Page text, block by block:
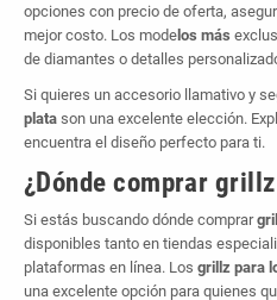
opciones con precio de oferta,
mejor costo. Los mode los más
de diamantes o detalles
Si quieres un accesorio llamativo y
plata son una excelente elección.
encuentra el diseño perfecto para ti.
¿Dónde comprar grillz
Si estás buscando dónde comprar
disponibles tanto en tiendas
plataformas en línea. Los grillz para
una excelente opción para quienes